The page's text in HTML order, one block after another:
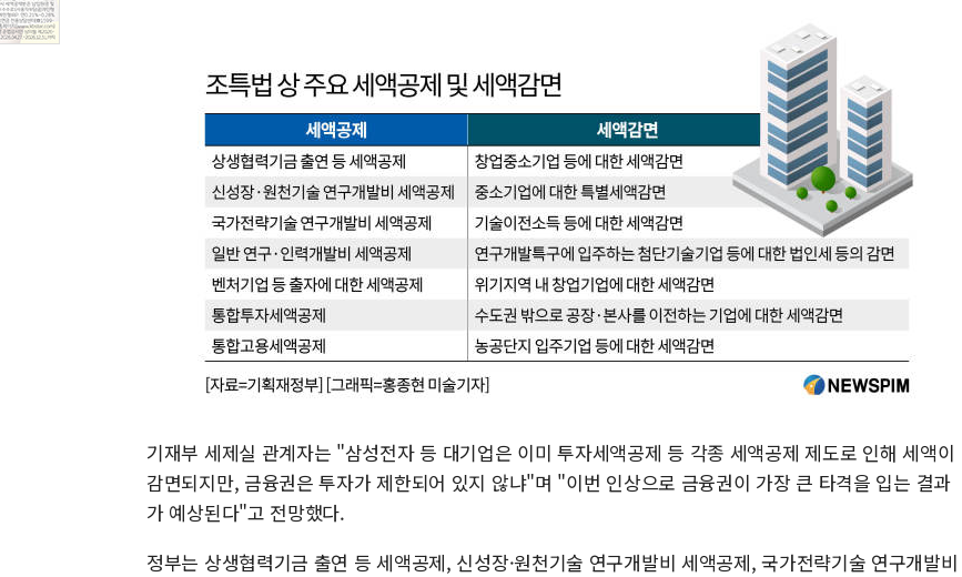
기재부 세제실 관계자는 "삼성전자 등 대기업은 이미 투자세액공제 등 각종 세액공제 제도로 인해 세액이
감면되지만, 금융권은 투자가 제한되어 있지 않냐"며 "이번 인상으로 금융권이 가장 큰 타격을 입는 결과
가 예상된다"고 전망했다.
정부는 상생협력기금 출연 등 세액공제, 신성장·원천기술 연구개발비 세액공제, 국가전략기술 연구개발비